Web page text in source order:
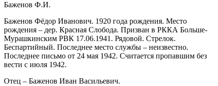
Баженов Ф.И.
Баженов Фёдор Иванович. 1920 года рождения. Место
рождения – дер. Красная Слобода. Призван в РККА Больше-
Мурашкинским РВК 17.06.1941. Рядовой. Стрелок.
Беспартийный. Последнее место службы – неизвестно.
Последнее письмо от 24 мая 1942. Считается пропавшим без
вести с июля 1942.
Отец – Баженов Иван Васильевич.